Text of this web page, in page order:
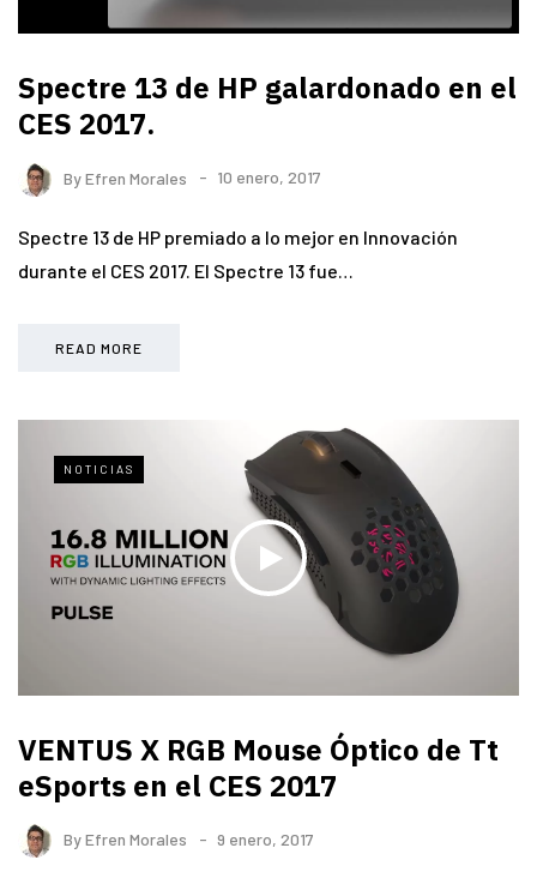
Spectre 13 de HP galardonado en el
CES 2017.
ByEfren Morales 10 enero, 2017
Spectre 13 de HP premiado a lo mejor en Innovación
durante el CES 2017. El Spectre 13 fue…
READ MORE
NOTICIAS
VENTUS X RGB Mouse Óptico de Tt
eSports en el CES 2017
ByEfren Morales 9 enero, 2017